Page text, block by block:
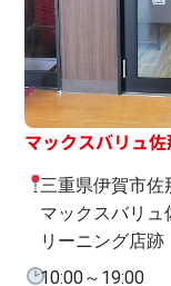
マックスバリュ
三重県伊賀市佐
マックスバリ
リーニング店跡
10:00～19:00